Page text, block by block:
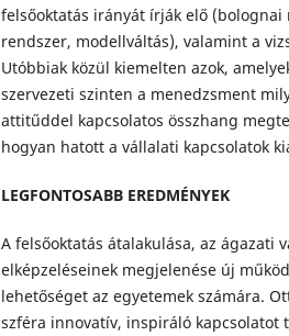
felsőoktatás irányát írják elő
rendszer, modellváltás), valamint a
Utóbbiak közül kiemelten azok,
szervezeti szinten a menedzsment
attitűddel kapcsolatos összhang
hogyan hatott a vállalati kapcsolatok
LEGFONTOSABB EREDMÉNYEK
A felsőoktatás átalakulása, az ágazati
elképzeléseinek megjelenése új
lehetőséget az egyetemek számára.
szféra innovatív, inspiráló kapcsolatot